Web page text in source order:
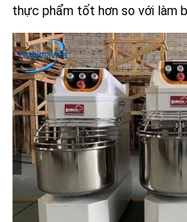
thực phẩm tốt hơn so với làm